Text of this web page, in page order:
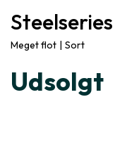
Meget flot | Sort
Udsolgt